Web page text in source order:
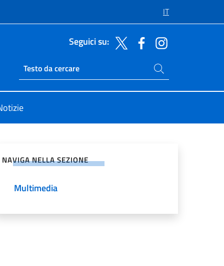
IT
Seguici su:
Ricerca sito live
Cerca nel sito
NAVIGA NELLA SEZIONE
Multimedia